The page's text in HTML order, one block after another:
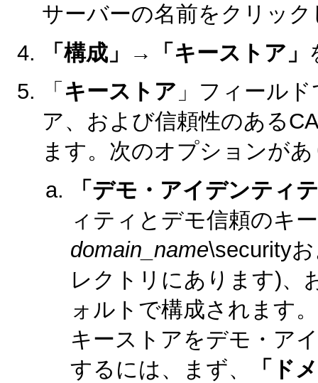
サーバーの名前をクリッ
「構成」→「キーストア」
「 キーストア 」フィール
ア、および信頼性のある
ます。次のオプションが
「デモ・アイデンティ
ィティとデモ信頼のキ
domain_name\security
レクトリにあります)、
ォルトで構成されます
キーストアをデモ・ア
するには、まず、
「ド